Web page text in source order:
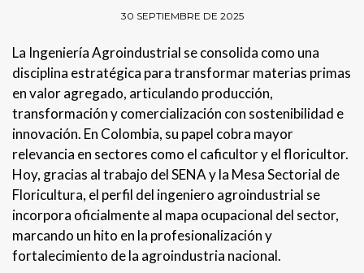
30 SEPTIEMBRE DE 2025
La Ingeniería Agroindustrial se consolida como una
disciplina estratégica para transformar materias primas
en valor agregado, articulando producción,
transformación y comercialización con sostenibilidad e
innovación. En Colombia, su papel cobra mayor
relevancia en sectores como el caficultor y el floricultor.
Hoy, gracias al trabajo del SENA y la Mesa Sectorial de
Floricultura, el perfil del ingeniero agroindustrial se
incorpora oficialmente al mapa ocupacional del sector,
marcando un hito en la profesionalización y
fortalecimiento de la agroindustria nacional.